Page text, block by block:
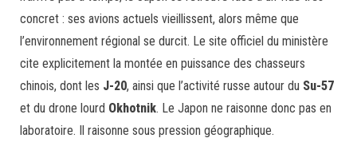
concret : ses avions actuels vieillissent, alors même que
l’environnement régional se durcit. Le site officiel du ministère
cite explicitement la montée en puissance des chasseurs
chinois, dont les J-20, ainsi que l’activité russe autour du Su-57
et du drone lourd Okhotnik. Le Japon ne raisonne donc pas en
laboratoire. Il raisonne sous pression géographique.